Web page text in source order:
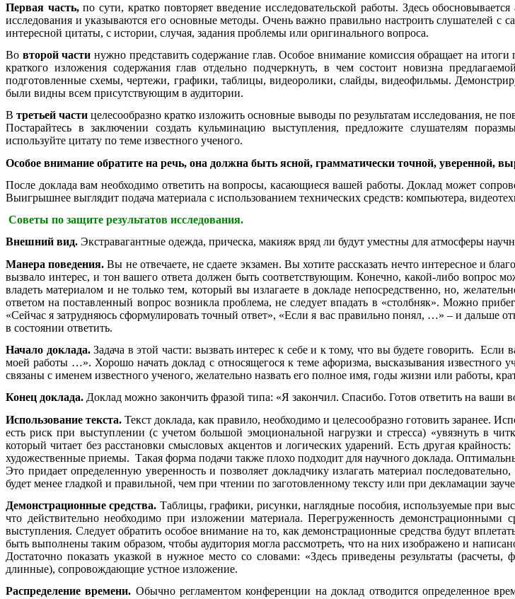
Первая часть,по сути, кратко повторяет введение исследовательской работы. Здесь
исследования и указываются его основные методы. Очень важно правильно настроить слушателей с
интересной цитаты, с истории, случая, задания проблемы или оригинального вопроса.
Во второй части нужно представить содержание глав. Особое внимание комиссия обращает на
краткого изложения содержания глав отдельно подчеркнуть, в чем состоит новизна
подготовленные схемы, чертежи, графики, таблицы, видеоролики, слайды, видеофильмы.
были видны всем присутствующим в аудитории.
В третьей части целесообразно кратко изложить основные выводы по результатам исследования, не
Постарайтесь в заключении создать кульминацию выступления, предложите слушателям
используйте цитату по теме известного ученого.
Особое внимание обратите на речь, она должна быть ясной, грамматически точной, уверенной,
После доклада вам необходимо ответить на вопросы, касающиеся вашей работы. Доклад может
Выигрышнее выглядит подача материала с использованием технических средств: компьютера,
Советы по защите результатов исследования.
Внешний вид. Экстравагантные одежда, прическа, макияж вряд ли будут уместны для атмосферы
Манера поведения. Вы не отвечаете, не сдаете экзамен. Вы хотите рассказать нечто интересное и
вызвало интерес, и тон вашего ответа должен быть соответствующим. Конечно, какой-либо вопрос
владеть материалом и не только тем, который вы излагаете в докладе непосредственно, но,
ответом на поставленный вопрос возникла проблема, не следует впадать в «столбняк». Можно
«Сейчас я затрудняюсь сформулировать точный ответ», «Если я вас правильно понял, …» – и дальше
в состоянии ответить.
Начало доклада.Задача в этой части: вызвать интерес к себе и к тому, что вы будете говорить.
моей работы …». Хорошо начать доклад с относящегося к теме афоризма, высказывания
связаны с именем известного ученого, желательно назвать его полное имя, годы жизни или работы,
Конец доклада. Доклад можно закончить фразой типа: «Я закончил. Спасибо. Готов ответить на ваши
Использование текста. Текст доклада, как правило, необходимо и целесообразно готовить заранее.
есть риск при выступлении (с учетом большой эмоциональной нагрузки и стресса) «увязнуть в
который читает без расстановки смысловых акцентов и логических ударений. Есть другая
художественные приемы. Такая форма подачи также плохо подходит для научного доклада.
Это придает определенную уверенность и позволяет докладчику излагать материал
будет менее гладкой и правильной, чем при чтении по заготовленному тексту или при декламации
Демонстрационные средства. Таблицы, графики, рисунки, наглядные пособия, используемые при
что действительно необходимо при изложении материала. Перегруженность
выступления. Следует обратить особое внимание на то, как демонстрационные средства будут
быть выполнены таким образом, чтобы аудитория могла рассмотреть, что на них изображено и
Достаточно показать указкой в нужное место со словами: «Здесь приведены результаты
длинные), сопровождающие устное изложение.
Распределение времени. Обычно регламентом конференции на доклад отводится определенное